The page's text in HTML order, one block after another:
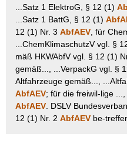
...Satz 1 ElektroG, § 12 (1)
...Satz 1 BattG, § 12 (1)
12 (1) Nr. 3 AbfAEV , für
...ChemKlimaschutzV vgl. §
mäß HKWAbfV vgl. § 12 (1)
gemäß..., ...VerpackG vgl. §
Altfahrzeuge gemäß...,
AbfAEV; für die freiwil-lige
AbfAEV . DSLV
12 (1) Nr. 2 AbfAEV be-